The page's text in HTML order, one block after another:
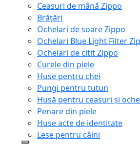
Ceasuri de mână Zippo
Brățări
Ochelari de soare Zippo
Ochelari Blue Light Filter
Ochelari de citit Zippo
Curele din piele
Huse pentru chei
Pungi pentru tutun
Husă pentru ceasuri și
Penare din piele
Huse acte de identitate
Lese pentru câini